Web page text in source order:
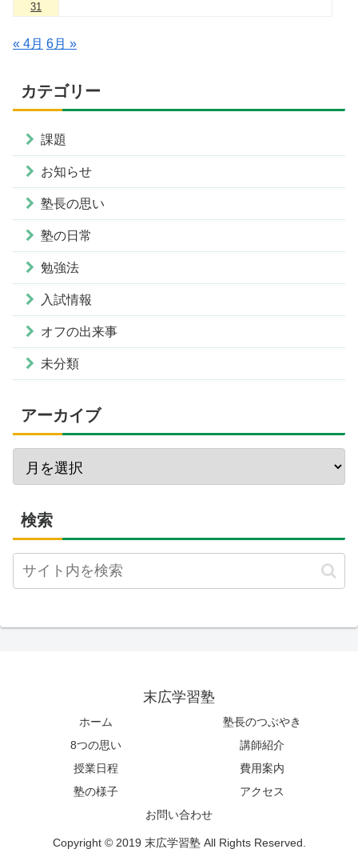
31
« 4月 6月 »
カテゴリー
課題
お知らせ
塾長の思い
塾の日常
勉強法
入試情報
オフの出来事
未分類
アーカイブ
検索
末広学習塾
ホーム
塾長のつぶやき
8つの思い
講師紹介
授業日程
費用案内
塾の様子
アクセス
お問い合わせ
Copyright © 2019 末広学習塾 All Rights Reserved.